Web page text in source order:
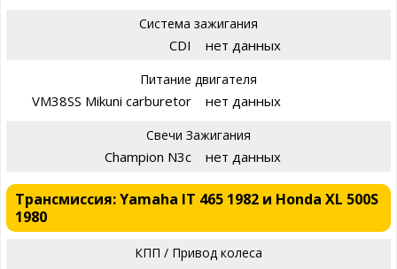
Система зажигания
CDI нет данных
Питание двигателя
VM38SS Mikuni carburetor нет данных
Свечи Зажигания
Champion N3c нет данных
Трансмиссия: Yamaha IT 465 1982 и Honda XL 500S
1980
КПП / Привод колеса